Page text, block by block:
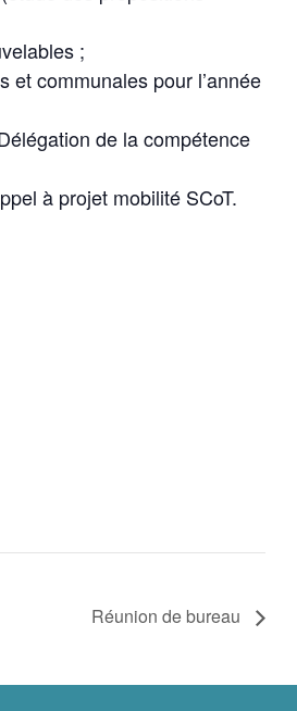
;
et communales pour l’année
de la compétence
à projet mobilité SCoT.
Réunion de bureau